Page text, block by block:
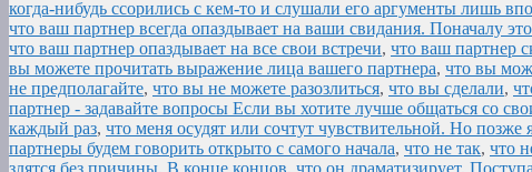
когда-нибудь ссорились с кем-то и слушали его аргументы лишь
что ваш партнер всегда опаздывает на ваши свидания. Поначалу
что ваш партнер опаздывает на все свои встречи, что ваш партнер
вы можете прочитать выражение лица вашего партнера, что вы
не предполагайте, что вы не можете разозлиться, что вы сделали,
партнер - задавайте вопросы Если вы хотите лучше общаться со
каждый раз, что меня осудят или сочтут чувствительной. Но позже
партнеры будем говорить открыто с самого начала, что не так, что